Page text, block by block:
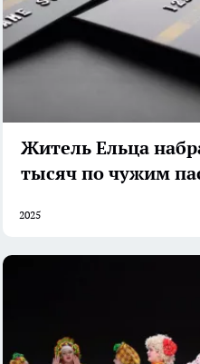
Житель Ельца
тысяч по чужим
2025